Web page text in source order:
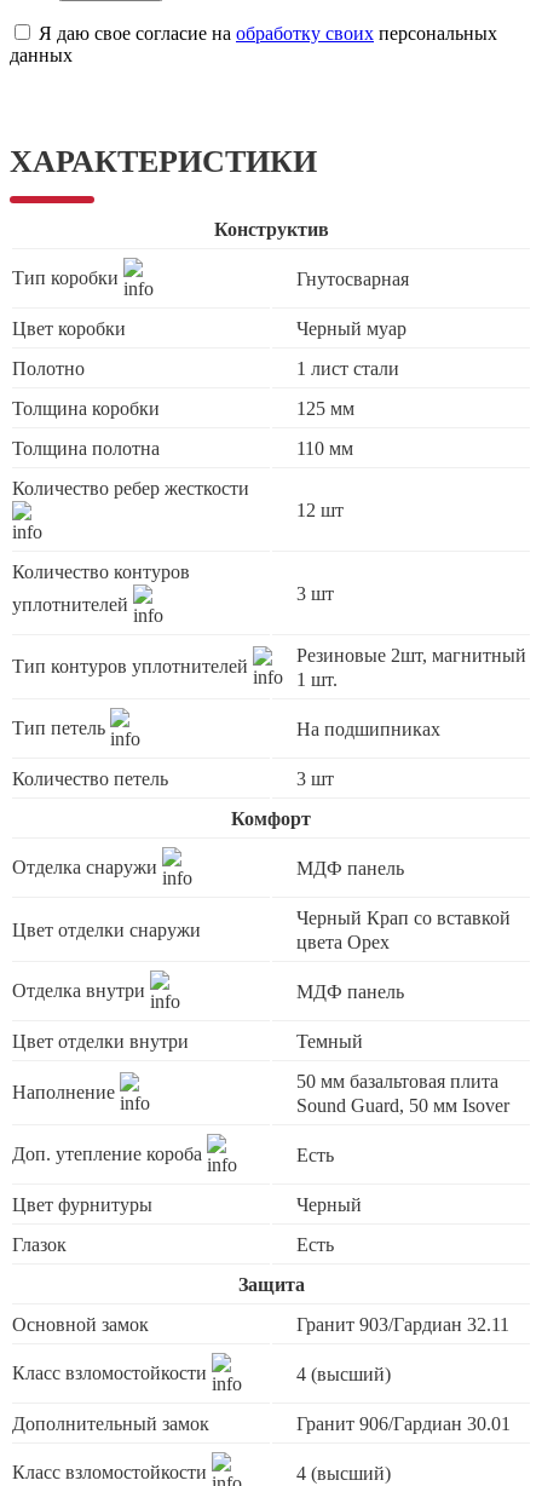
Я даю свое согласие на обработку своих персональных
данных
ХАРАКТЕРИСТИКИ
Конструктив
Тип коробки Гнутосварная
Цвет коробки
Черный муар
Полотно
1 лист стали
Толщина коробки
125 мм
Толщина полотна
110 мм
Количество ребер жесткости
12 шт
Количество контуров
уплотнителей
3 шт
Тип контуров уплотнителей
Резиновые 2шт, магнитный
1 шт.
Тип петель На подшипниках
Количество петель
3 шт
Комфорт
Отделка снаружи МДФ панель
Цвет отделки снаружи
Черный Крап со вставкой
цвета Орех
Отделка внутри МДФ панель
Цвет отделки внутри Темный
Наполнение
50 мм базальтовая плита
Sound Guard, 50 мм Isover
Доп. утепление короба Есть
Цвет фурнитуры
Черный
Глазок
Есть
Защита
Основной замок
Гранит 903/Гардиан 32.11
Класс взломостойкости 4 (высший)
Дополнительный замок Гранит 906/Гардиан 30.01
Класс взломостойкости 4 (высший)